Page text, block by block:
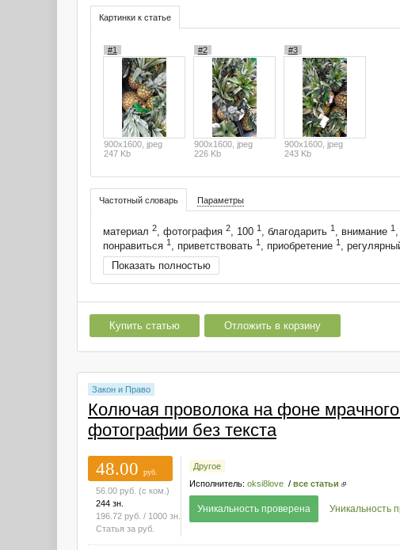
Картинки к статье
#1
900x1600, jpeg
247 Kb
#2
900x1600, jpeg
226 Kb
#3
900x1600, jpeg
243 Kb
Частотный словарь Параметры
материал 2, фотография 2, 100 1, благодарить 1, внимание 1,
понравиться 1, приветствовать 1, приобретение 1,
Показать полностью
Купить статью Отложить в корзину
Закон и Право
Колючая проволока на фоне
фотографии без текста
48.00
руб.
56.00 руб. (с ком.)
244 зн.
196.72 руб. / 1000 зн.
Статья за руб.
Другое
Исполнитель: oksi8love / все статьи
Уникальность проверена Уникальность